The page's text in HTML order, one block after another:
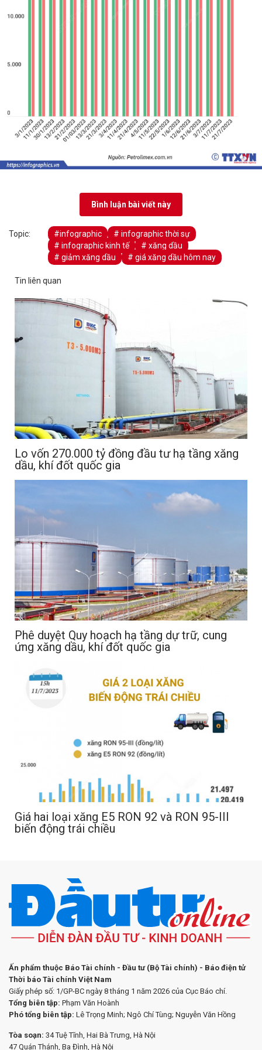
Bình luận bài viết này
Topic: #infographic
# infographic thời sự
# infographic kinh tế
# xăng dầu
# giảm xăng dầu
# giá xăng dầu hôm nay
Tin liên quan
Lo vốn 270.000 tỷ đồng đầu tư hạ tầng xăng
dầu, khí đốt quốc gia
Phê duyệt Quy hoạch hạ tầng dự trữ, cung
ứng xăng dầu, khí đốt quốc gia
Giá hai loại xăng E5 RON 92 và RON 95-III
biến động trái chiều
Ấn phẩm thuộc Báo Tài chính - Đầu tư (Bộ Tài chính) - Báo điện tử
Thời báo Tài chính Việt Nam
Giấy phép số: 1/GP-BC ngày 8 tháng 1 năm 2026 của Cục Báo chí.
Tổng biên tập: Phạm Văn Hoành
Phó tổng biên tập: Lê Trọng Minh; Ngô Chí Tùng; Nguyễn Văn Hồng
Tòa soạn: 34 Tuệ Tĩnh, Hai Bà Trưng, Hà Nội
47 Quán Thánh, Ba Đình, Hà Nội